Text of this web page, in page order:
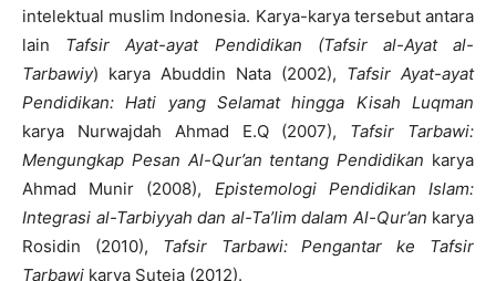
intelektual muslim Indonesia. Karya-karya tersebut antara
lain Tafsir Ayat-ayat Pendidikan (Tafsir al-Ayat al-
Tarbawiy) karya Abuddin Nata (2002), Tafsir Ayat-ayat
Pendidikan: Hati yang Selamat hingga Kisah Luqman
karya Nurwajdah Ahmad E.Q (2007), Tafsir Tarbawi:
Mengungkap Pesan Al-Qur’an tentang Pendidikan karya
Ahmad Munir (2008), Epistemologi Pendidikan Islam:
Integrasi al-Tarbiyyah dan al-Ta’lim dalam Al-Qur’an karya
Rosidin (2010), Tafsir Tarbawi: Pengantar ke Tafsir
Tarbawi karya Suteja (2012).